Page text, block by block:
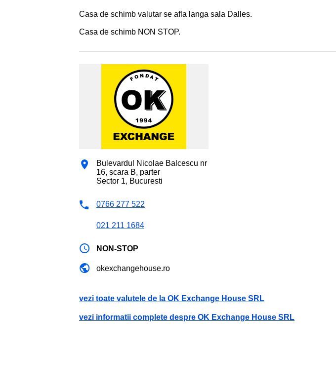
Casa de schimb valutar se afla langa sala Dalles.
Casa de schimb NON STOP.
Bulevardul Nicolae Balcescu nr
16, scara B, parter
Sector 1, Bucuresti
0766 277 522
021 211 1684
NON-STOP
okexchangehouse.ro
vezi toate valutele de la OK Exchange House SRL
vezi informatii complete despre OK Exchange House SRL